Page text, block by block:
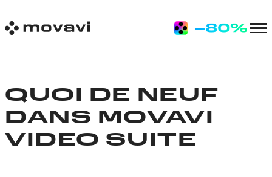
QUOI DE NEUF
DANS MOVAVI
VIDEO SUITE